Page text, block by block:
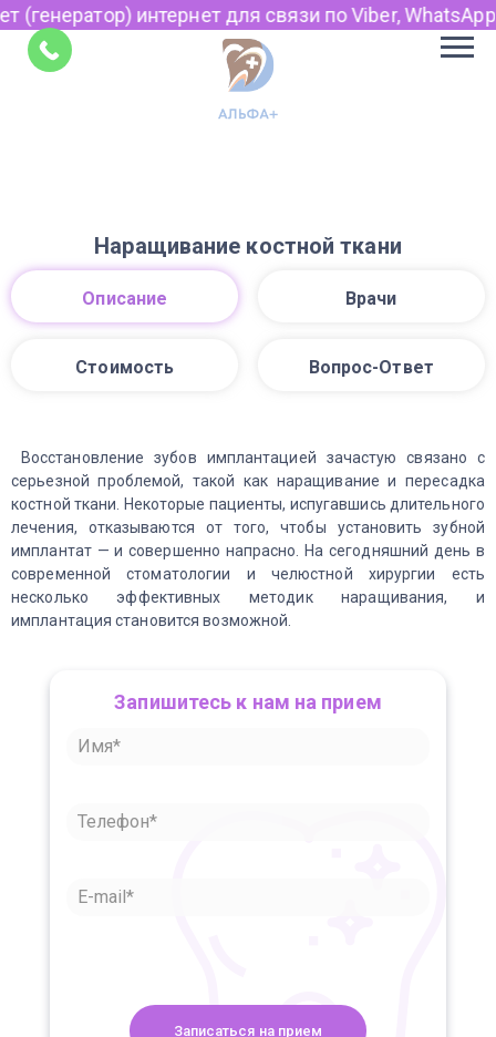
(генератор) интернет для связи по Viber, WhatsApp
Наращивание костной ткани
Описание Врачи
Стоимость Вопрос-Ответ
Восстановление зубов имплантацией зачастую связано с
серьезной проблемой, такой как наращивание и пересадка
костной ткани. Некоторые пациенты, испугавшись длительного
лечения, отказываются от того, чтобы установить зубной
имплантат — и совершенно напрасно. На сегодняшний день в
современной стоматологии и челюстной хирургии есть
несколько эффективных методик наращивания, и
имплантация становится возможной.
Запишитесь к нам на прием